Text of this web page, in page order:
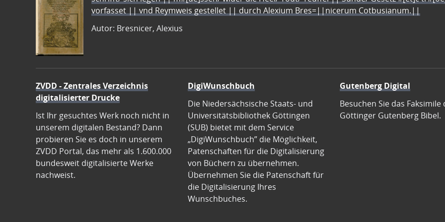
vorfasset || vnd Reymweis gestellet || durch Alexium Bres=||nicerum Cotbusianum.||
Autor: Bresnicer, Alexius
ZVDD - Zentrales Verzeichnis
digitalisierter Drucke
Ist Ihr gesuchtes Werk noch nicht in
unserem digitalen Bestand? Dann
probieren Sie es doch in unserem
ZVDD Portal, das mehr als 1.600.000
bundesweit digitalisierte Werke
nachweist.
DigiWunschbuch
Die Niedersächsische Staats- und
Universitätsbibliothek Göttingen
(SUB) bietet mit dem Service
„DigiWunschbuch” die Möglichkeit,
Patenschaften für die Digitalisierung
von Büchern zu übernehmen.
Übernehmen Sie die Patenschaft für
die Digitalisierung Ihres
Wunschbuches.
Gutenberg Digital
Besuchen Sie das Faksimile
Göttinger Gutenberg Bibel.